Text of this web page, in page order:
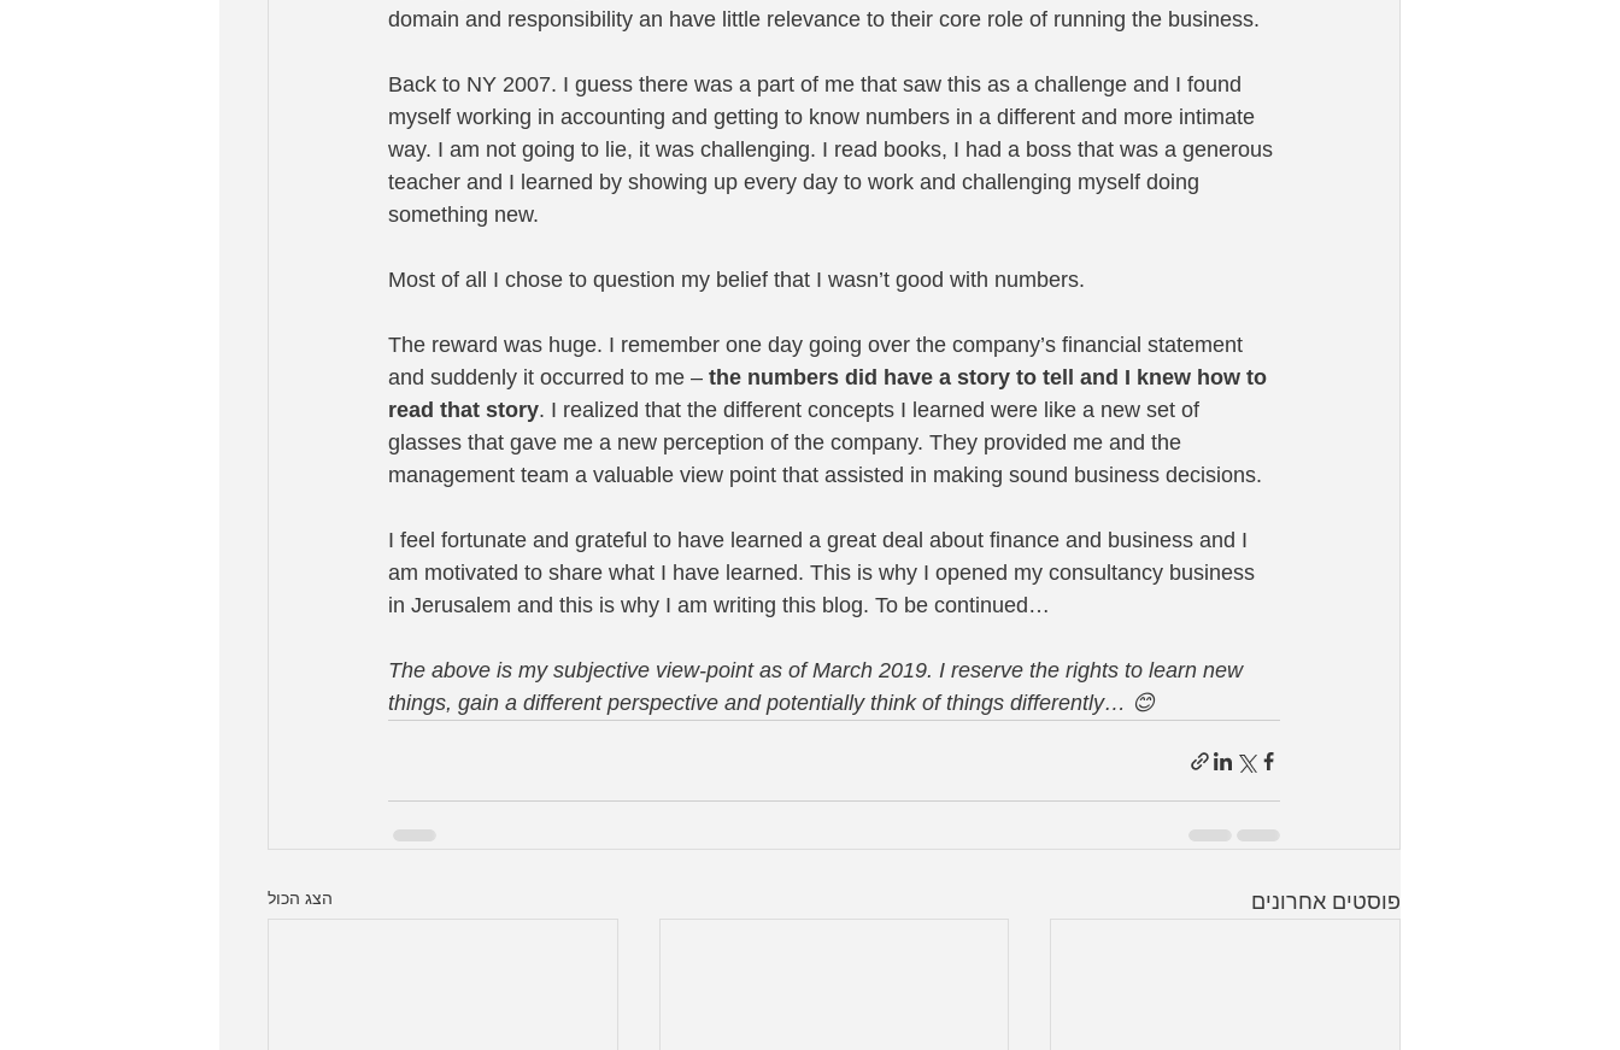
domain and responsibility an have little relevance to their core role of running the business.
Back to NY 2007. I guess there was a part of me that saw this as a challenge and I found
myself working in accounting and getting to know numbers in a different and more intimate
way. I am not going to lie, it was challenging. I read books, I had a boss that was a generous
teacher and I learned by showing up every day to work and challenging myself doing
something new.
Most of all I chose to question my belief that I wasn’t good with numbers.
The reward was huge. I remember one day going over the company’s financial statement
and suddenly it occurred to me – the numbers did have a story to tell and I knew how to
read that story. I realized that the different concepts I learned were like a new set of
glasses that gave me a new perception of the company. They provided me and the
management team a valuable view point that assisted in making sound business decisions.
I feel fortunate and grateful to have learned a great deal about finance and business and I
am motivated to share what I have learned. This is why I opened my consultancy business
in Jerusalem and this is why I am writing this blog. To be continued…
The above is my subjective view-point as of March 2019. I reserve the rights to learn new
things, gain a different perspective and potentially think of things differently… 😊
פוסטים אחרונים הצג הכול